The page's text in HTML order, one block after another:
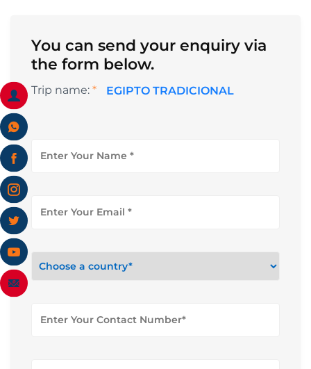
You can send your enquiry via
the form below.
Trip name: * EGIPTO TRADICIONAL